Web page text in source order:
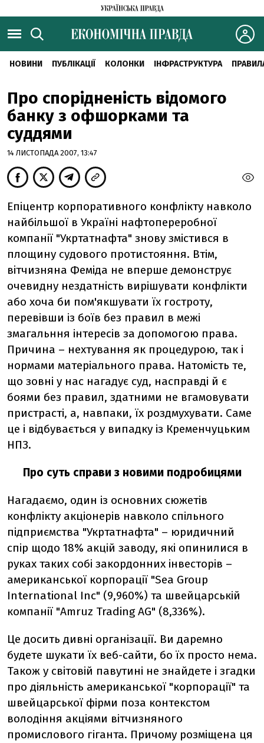
НОВИНИ ПУБЛІКАЦІЇ КОЛОНКИ ІНФРАСТРУКТУРА
Про спорідненість відомого
банку з офшорками та
суддями
14 ЛИСТОПАДА 2007, 13:47
Епіцентр корпоративного конфлікту навколо
найбільшої в Україні нафтопереробної
компанії "Укртатнафта" знову змістився в
площину судового протистояння. Втім,
вітчизняна Феміда не вперше демонструє
очевидну нездатність вирішувати конфлікти
або хоча би пом'якшувати їх гостроту,
перевівши із боїв без правил в межі
змагальння інтересів за допомогою права.
Причина – нехтування як процедурою, так і
нормами матеріального права. Натомість те,
що зовні у нас нагадує суд, насправді й є
боями без правил, здатними не вгамовувати
пристрасті, а, навпаки, їх роздмухувати. Саме
це і відбувається у випадку із Кременчуцьким
НПЗ.
Про суть справи з новими подробицями
Нагадаємо, один із основних сюжетів
конфлікту акціонерів навколо спільного
підприємства "Укртатнафта" – юридичний
спір щодо 18% акцій заводу, які опинилися в
руках таких собі закордонних інвесторів –
американської корпорації "Sea Group
International Inc" (9,960%) та швейцарській
компанії "Amruz Trading AG" (8,336%).
Це досить дивні організації. Ви даремно
будете шукати їх веб-сайти, бо їх просто нема.
Також у світовій павутині не знайдете і згадки
про діяльність американської "корпорації" та
швейцарської фірми поза контекстом
володіння акціями вітчизняного
промислового гіганта. Причому розміщена ця